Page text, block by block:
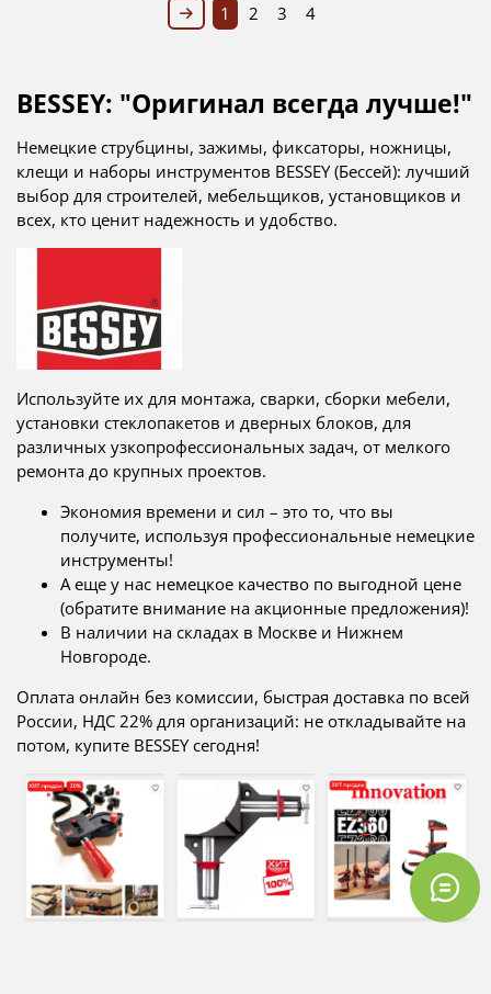
1 2 3 4
​BESSEY: "Оригинал всегда лучше!"
Немецкие струбцины, зажимы, фиксаторы, ножницы,
клещи и наборы инструментов ​BESSEY (Бессей): лучший
выбор для строителей, мебельщиков, установщиков и
всех, кто ценит надежность и удобство.
Используйте их для монтажа, сварки, сборки мебели,
установки стеклопакетов и дверных блоков, для
различных узкопрофессиональных задач, от мелкого
ремонта до крупных проектов.
Экономия времени и сил – это то, что вы
получите, используя профессиональные немецкие
инструменты!
А еще у нас немецкое качество по выгодной цене
(обратите внимание на акционные предложения)!
В наличии на складах в Москве и Нижнем
Новгороде.
Оплата онлайн без комиссии, быстрая доставка по всей
России, НДС 22% для организаций: не откладывайте на
потом, купите BESSEY сегодня!